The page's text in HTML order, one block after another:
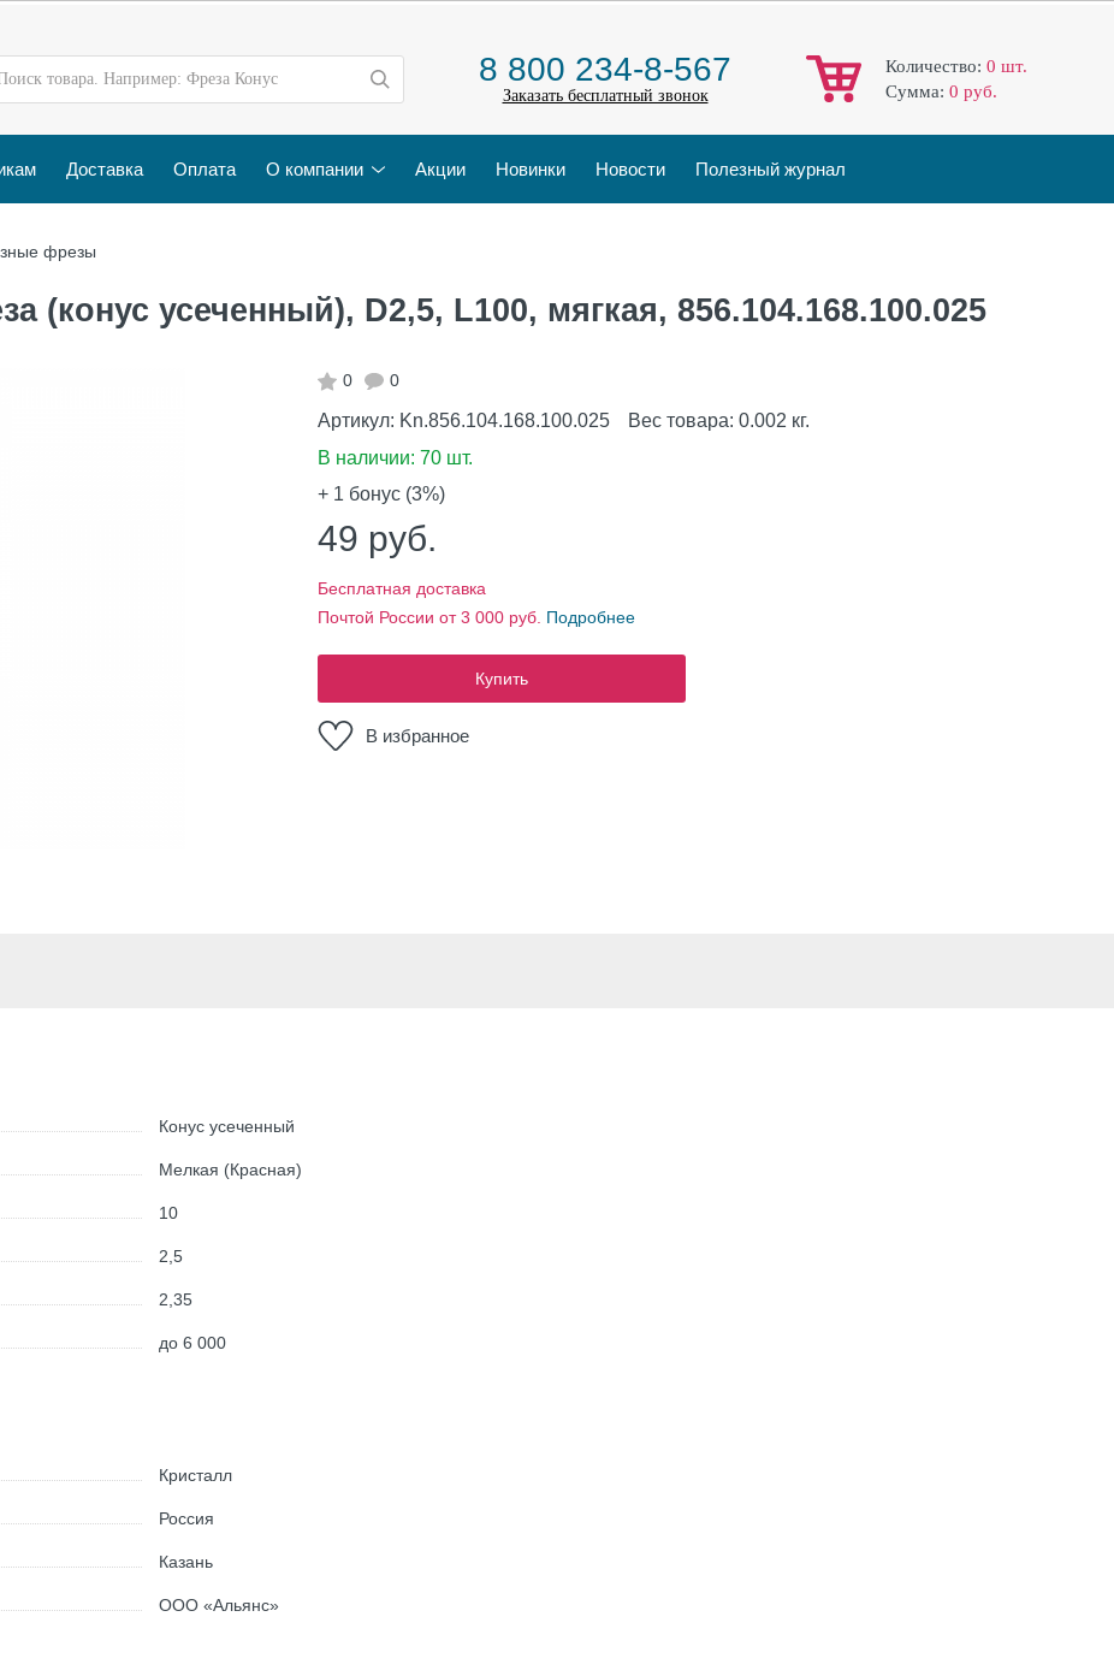
8 800 234-8-567
Заказать бесплатный звонок
Количество: 0 шт.
Cумма: 0 руб.
Доставка Оплата О компании Акции Новинки Новости Полезный журнал
фрезы
(конус усеченный), D2,5, L100, мягкая, 856.104.168.100.025
0 0
Артикул: Kn.856.104.168.100.025 Вес товара: 0.002 кг.
В наличии: 70 шт.
+ 1 бонус (3%)
49 руб.
Бесплатная доставка
Почтой России от 3 000 руб. Подробнее
Купить
В избранное
Конус усеченный
Мелкая (Красная)
10
2,5
2,35
до 6 000
Кристалл
Россия
Казань
ООО «Альянс»